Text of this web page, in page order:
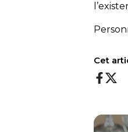
Cet